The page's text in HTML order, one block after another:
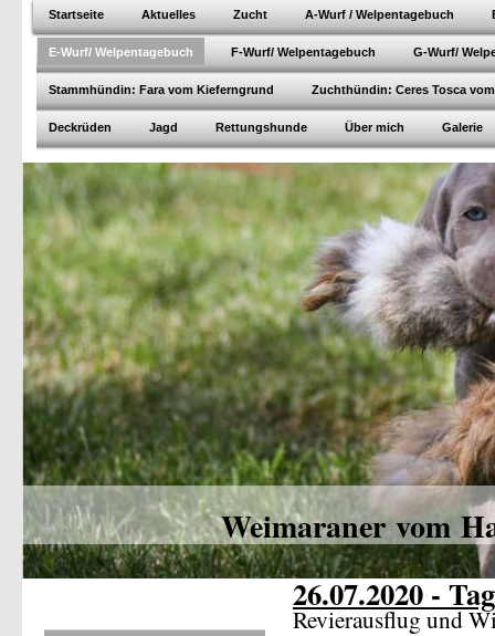
Startseite Aktuelles Zucht A-Wurf / Welpentagebuch
E-Wurf/ Welpentagebuch F-Wurf/ Welpentagebuch G-Wurf/
Stammhündin: Fara vom Kieferngrund Zuchthündin: Ceres Tosca
Deckrüden Jagd Rettungshunde Über mich Galerie
Weimaraner vom
26.07.2020 -
Revierausflug und